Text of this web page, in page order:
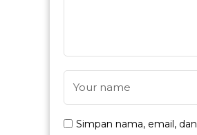
Simpan nama, email,